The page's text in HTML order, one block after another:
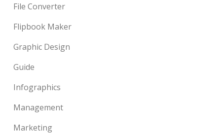
File Converter
Flipbook Maker
Graphic Design
Guide
Infographics
Management
Marketing